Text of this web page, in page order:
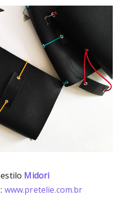
Midori
www.pretelie.com.br